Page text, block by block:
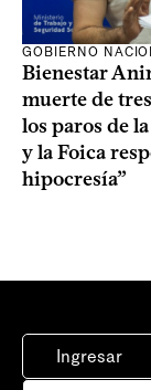
GOBIERNO
Bienestar
muerte de
los paros de
y la Foica
hipocresía”
Ingresar